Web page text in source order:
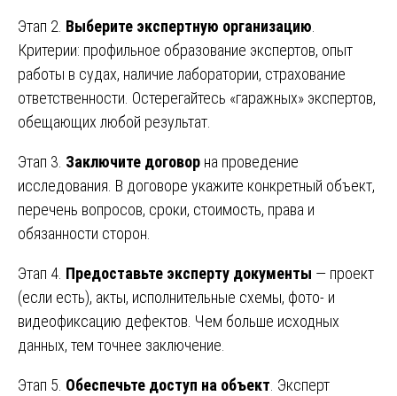
Этап 2. Выберите экспертную организацию
Критерии: профильное образование экспертов, опыт
работы в судах, наличие лаборатории, страхование
ответственности. Остерегайтесь «гаражных» экспертов,
обещающих любой результат.
Этап 3. Заключите договор на проведение
исследования. В договоре укажите конкретный объект,
перечень вопросов, сроки, стоимость, права и
обязанности сторон.
Этап 4. Предоставьте эксперту документы — проект
(если есть), акты, исполнительные схемы, фото- и
видеофиксацию дефектов. Чем больше исходных
данных, тем точнее заключение.
Этап 5. Обеспечьте доступ на объект . Эксперт